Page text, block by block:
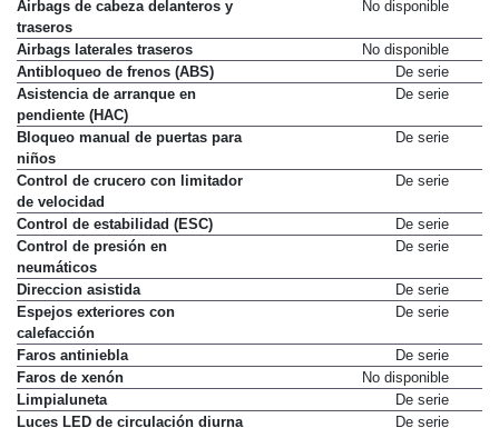
Airbags de cabeza delanteros y
traseros
No disponible
Airbags laterales traseros
No disponible
Antibloqueo de frenos (ABS)
De serie
Asistencia de arranque en
pendiente (HAC)
De serie
Bloqueo manual de puertas para
niños
De serie
Control de crucero con limitador
de velocidad
De serie
Control de estabilidad (ESC)
De serie
Control de presión en
neumáticos
De serie
Direccion asistida
De serie
Espejos exteriores con
calefacción
De serie
Faros antiniebla
De serie
Faros de xenón
No disponible
Limpialuneta
De serie
Luces LED de circulación diurna
De serie